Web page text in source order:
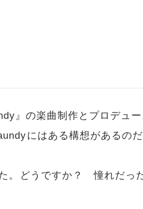
』の楽曲制作とプロデュ
にはある構想があるのだ
。どうですか？ 憧れだっ